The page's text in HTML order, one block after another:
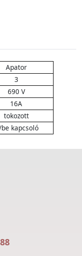
Apator
3
690 V
16A
tokozott
kapcsoló